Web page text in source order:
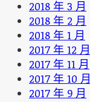
2018 年 3 月
2018 年 2 月
2018 年 1 月
2017 年 12 月
2017 年 11 月
2017 年 10 月
2017 年 9 月